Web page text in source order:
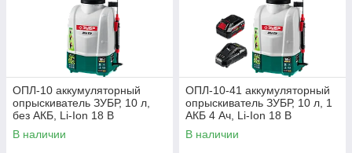
ОПЛ-10 аккумуляторный
опрыскиватель ЗУБР, 10 л,
без АКБ, Li-Ion 18 В
В наличии
ОПЛ-10-41 аккумуляторный
опрыскиватель ЗУБР, 10 л, 1
АКБ 4 Ач, Li-Ion 18 В
В наличии